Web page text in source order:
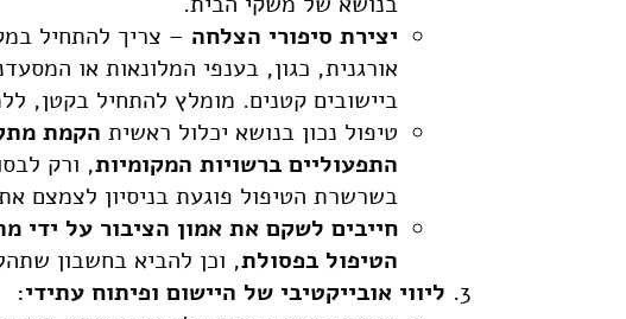
יצירת סיפורי הצלחה – צריך להתחיל
אורגנית, כגון, בענפי המלונאות או
ביישובים קטנים. מומלץ להתחיל בקטן,
טיפול נכון בנושא יכלול ראשית הקמת
התפעוליים ברשויות המקומיות, ורק
בשרשרת הטיפול פוגעת בניסיון לצמצם
חייבים לשקם את אמון הציבור על ידי
הטיפול בפסולת, וכן להביא בחשבון
ליווי אובייקטיבי של היישום ופיתוח עתידי: